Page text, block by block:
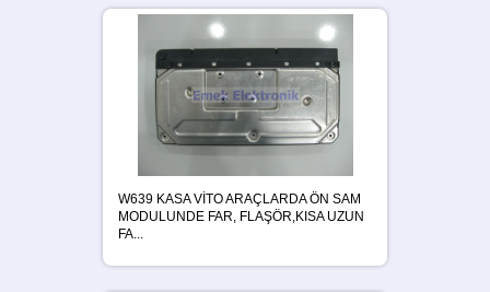
W639 KASA VİTO ARAÇLARDA ÖN SAM
MODULUNDE FAR, FLAŞÖR,KISA UZUN
FA...